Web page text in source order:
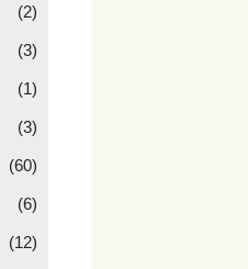
(2)
(3)
(1)
(3)
(60)
(6)
(12)